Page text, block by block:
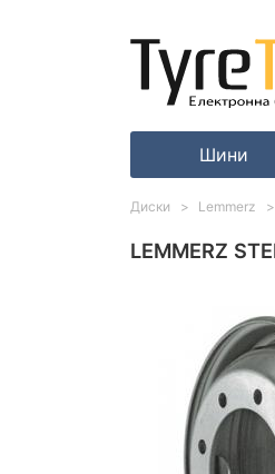
Шини
LEMMERZ
Диски Lemmerz